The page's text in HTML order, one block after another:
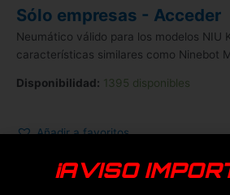
Sólo empresas - Acceder
Neumático válido para los modelos NIU
características similares como Ninebot
Disponibilidad: 1395 disponibles
Añadir a favoritos
8642-20 Categorías: Neumáticos ,
¡AVISO